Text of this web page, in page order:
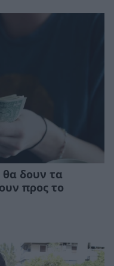
θα δουν τα
προς το